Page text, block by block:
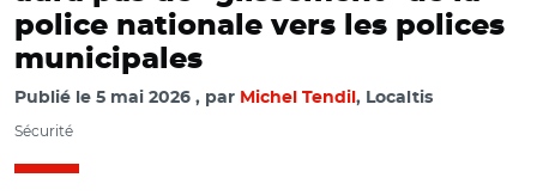
police nationale vers les polices
municipales
Publié le 5 mai 2026 par Michel Tendil , Localtis
Sécurité